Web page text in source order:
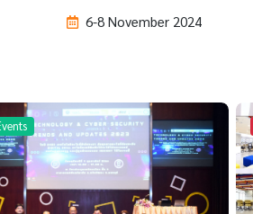
6-8 November 2024